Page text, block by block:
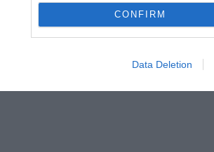
CONFIRM
Data Deletion